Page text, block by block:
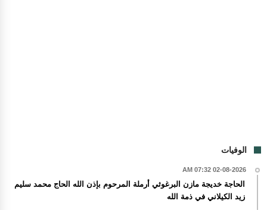
الوفيات
02-08-2026 07:32 AM
الحاجة خديجة مازن البرغوثي أرملة المرحوم بإذن الله الحاج محمد سليم
زيد الكيلاني في ذمة الله